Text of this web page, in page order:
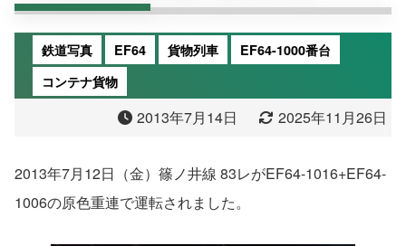
鉄道写真 EF64 貨物列車
EF64-1000番台
コンテナ貨物
2013年7月14日 2025年11月26日
2013年7月12日（金）篠ノ井線 83レがEF64-1016+EF64-
1006の原色重連で運転されました。